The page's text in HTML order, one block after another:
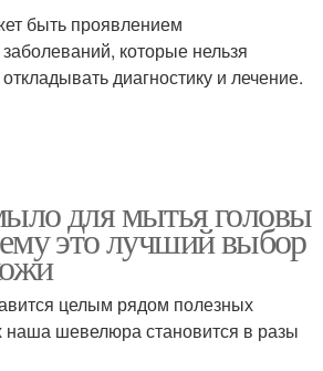
быть проявлением
которые нельзя
диагностику и лечение.
для мытья головы
это лучший выбор
целым рядом полезных
наша шевелюра становится в разы